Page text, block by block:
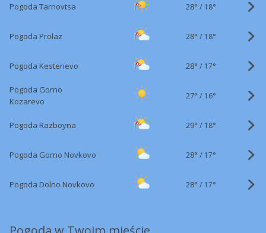
Pogoda Tarnovtsa 28° / 18°
Pogoda Prolaz 28° / 18°
Pogoda Kestenevo 28° / 17°
Pogoda Gorno
Kozarevo
27° / 16°
Pogoda Razboyna 29° / 18°
Pogoda Gorno Novkovo 28° / 17°
Pogoda Dolno Novkovo 28° / 17°